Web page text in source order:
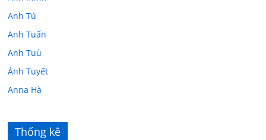
Anh Tú
Anh Tuấn
Anh Tuù
Ánh Tuyết
Anna Hà
Âu Tú Vân
Thống kê